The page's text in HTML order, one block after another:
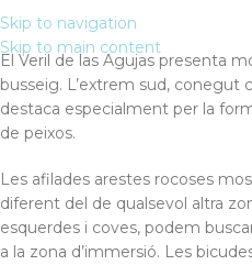
Skip to navigation
Skip to main content
Veril de les
Un mar de vida al riu
El Veril de las Agujas presenta
busseig. L’extrem sud, conegut
destaca especialment per la
de peixos.
Les afilades arestes rocoses
diferent del de qualsevol altra
esquerdes i coves, podem
a la zona d’immersió. Les